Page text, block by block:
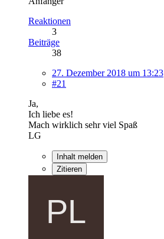
Reaktionen
3
Beiträge
38
27. Dezember 2018 um 13:23
#21
Ja,
Ich liebe es!
Mach wirklich sehr viel Spaß
LG
Inhalt melden
Zitieren